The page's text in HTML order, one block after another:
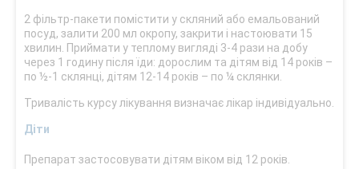
2 фільтр-пакети помістити у скляний або емальований
посуд, залити 200 мл окропу, закрити і настоювати 15
хвилин. Приймати у теплому вигляді 3-4 рази на добу
через 1 годину після їди: дорослим та дітям від 14 років –
по ½-1 склянці, дітям 12-14 років – по ¼ склянки.
Тривалість курсу лікування визначає лікар індивідуально.
Діти
Препарат застосовувати дітям віком від 12 років.